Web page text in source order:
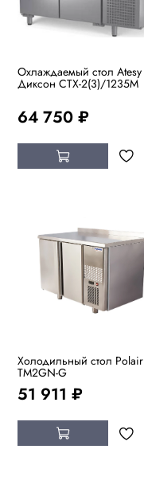
Охлаждаемый стол Atesy
Диксон СТХ-2(3)/1235М
64 750 ₽
Холодильный стол Polair
TM2GN-G
51 911 ₽